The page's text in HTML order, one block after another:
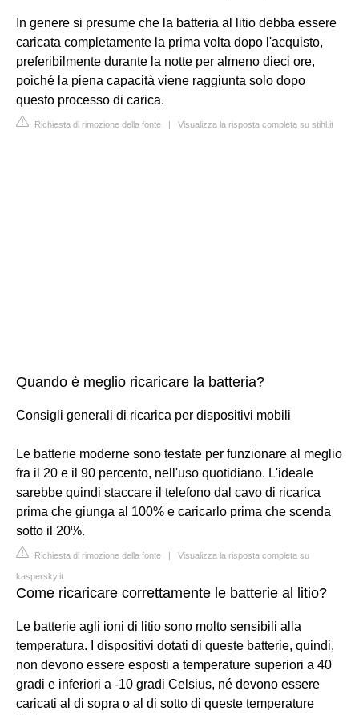
In genere si presume che la batteria al litio debba essere
caricata completamente la prima volta dopo l'acquisto,
preferibilmente durante la notte per almeno dieci ore,
poiché la piena capacità viene raggiunta solo dopo
questo processo di carica.
Richiesta di rimozione della fonte | Visualizza la risposta completa su stihl.it
Quando è meglio ricaricare la batteria?
Consigli generali di ricarica per dispositivi mobili
Le batterie moderne sono testate per funzionare al meglio
fra il 20 e il 90 percento, nell'uso quotidiano. L'ideale
sarebbe quindi staccare il telefono dal cavo di ricarica
prima che giunga al 100% e caricarlo prima che scenda
sotto il 20%.
Richiesta di rimozione della fonte | Visualizza la risposta completa su
kaspersky.it
Come ricaricare correttamente le batterie al litio?
Le batterie agli ioni di litio sono molto sensibili alla
temperatura. I dispositivi dotati di queste batterie, quindi,
non devono essere esposti a temperature superiori a 40
gradi e inferiori a -10 gradi Celsius, né devono essere
caricati al di sopra o al di sotto di queste temperature